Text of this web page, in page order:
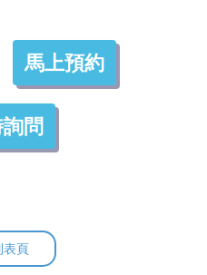
馬上預約
問
表頁